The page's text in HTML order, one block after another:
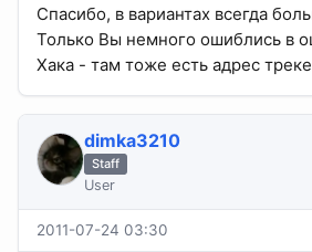
Спасибо, в вариантах всегда
Только Вы немного ошиблись в
Хака - там тоже есть адрес
dimka3210
Staff
User
2011-07-24 03:30